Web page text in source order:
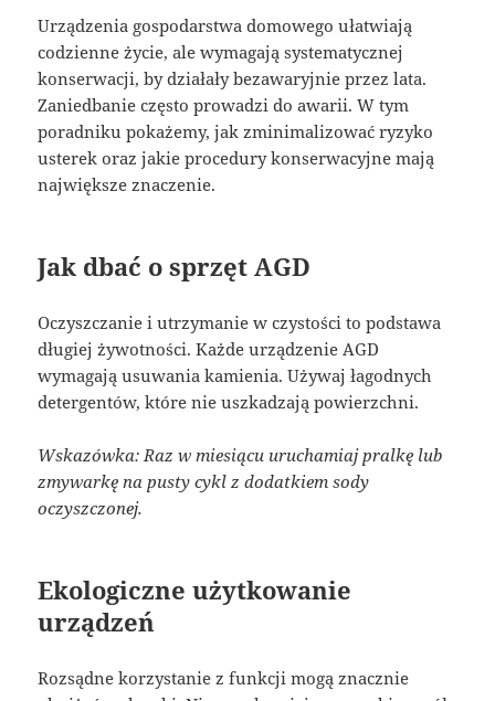
Urządzenia gospodarstwa domowego ułatwiają
codzienne życie, ale wymagają systematycznej
konserwacji, by działały bezawaryjnie przez lata.
Zaniedbanie często prowadzi do awarii. W tym
poradniku pokażemy, jak zminimalizować ryzyko
usterek oraz jakie procedury konserwacyjne mają
największe znaczenie.
Jak dbać o sprzęt AGD
Oczyszczanie i utrzymanie w czystości to podstawa
długiej żywotności. Każde urządzenie AGD
wymagają usuwania kamienia. Używaj łagodnych
detergentów, które nie uszkadzają powierzchni.
Wskazówka: Raz w miesiącu uruchamiaj pralkę lub
zmywarkę na pusty cykl z dodatkiem sody
oczyszczonej.
Ekologiczne użytkowanie
urządzeń
Rozsądne korzystanie z funkcji mogą znacznie